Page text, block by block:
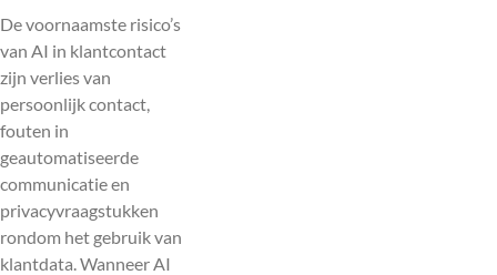
De voornaamste risico’s
van AI in klantcontact
zijn verlies van
persoonlijk contact,
fouten in
geautomatiseerde
communicatie en
privacyvraagstukken
rondom het gebruik van
klantdata. Wanneer AI